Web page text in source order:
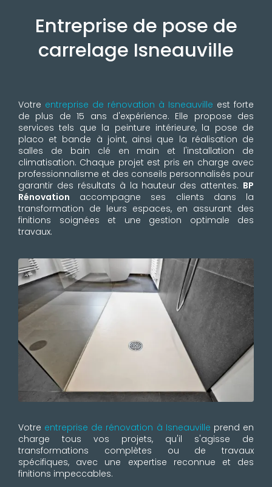
Entreprise de pose de
carrelage Isneauville
Votre entreprise de rénovation à Isneauville est forte
de plus de 15 ans d'expérience. Elle propose des
services tels que la peinture intérieure, la pose de
placo et bande à joint, ainsi que la réalisation de
salles de bain clé en main et l'installation de
climatisation. Chaque projet est pris en charge avec
professionnalisme et des conseils personnalisés pour
garantir des résultats à la hauteur des attentes. BP
Rénovation accompagne ses clients dans la
transformation de leurs espaces, en assurant des
finitions soignées et une gestion optimale des
travaux.
Votre entreprise de rénovation à Isneauville prend en
charge tous vos projets, qu'il s'agisse de
transformations complètes ou de travaux
spécifiques, avec une expertise reconnue et des
finitions impeccables.